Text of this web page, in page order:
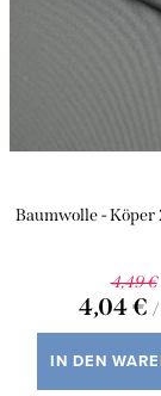
Baumwolle - Köper
4,49 €
4,04 € /
IN DEN